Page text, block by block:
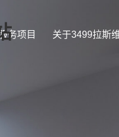
务项目 关于3499拉斯